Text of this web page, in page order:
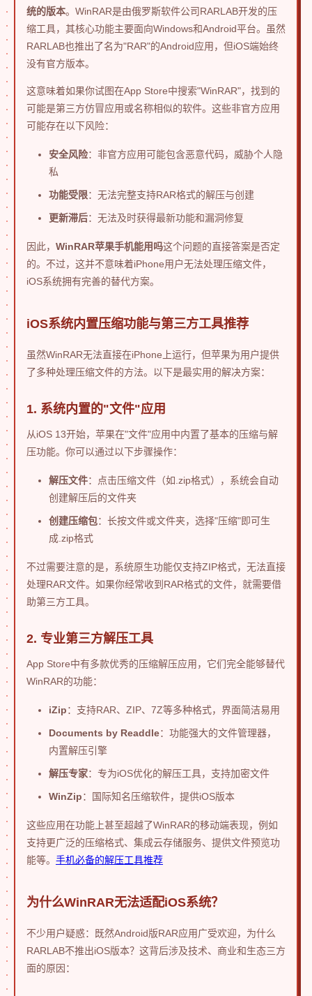
统的版本。WinRAR是由俄罗斯软件公司RARLAB开发的压
缩工具，其核心功能主要面向Windows和Android平台。虽然
RARLAB也推出了名为"RAR"的Android应用，但iOS端始终
没有官方版本。
这意味着如果你试图在App Store中搜索"WinRAR"，找到的
可能是第三方仿冒应用或名称相似的软件。这些非官方应用
可能存在以下风险：
安全风险：非官方应用可能包含恶意代码，威胁个人隐
私
功能受限：无法完整支持RAR格式的解压与创建
更新滞后：无法及时获得最新功能和漏洞修复
因此， WinRAR苹果手机能用吗这个问题的直接答案是否定
的。不过，这并不意味着iPhone用户无法处理压缩文件，
iOS系统拥有完善的替代方案。
iOS系统内置压缩功能与第三方工具推荐
虽然WinRAR无法直接在iPhone上运行，但苹果为用户提供
了多种处理压缩文件的方法。以下是最实用的解决方案：
1. 系统内置的"文件"应用
从iOS 13开始，苹果在"文件"应用中内置了基本的压缩与解
压功能。你可以通过以下步骤操作：
解压文件：点击压缩文件（如.zip格式），系统会自动
创建解压后的文件夹
创建压缩包：长按文件或文件夹，选择"压缩"即可生
成.zip格式
不过需要注意的是，系统原生功能仅支持ZIP格式，无法直接
处理RAR文件。如果你经常收到RAR格式的文件，就需要借
助第三方工具。
2. 专业第三方解压工具
App Store中有多款优秀的压缩解压应用，它们完全能够替代
WinRAR的功能：
iZip：支持RAR、ZIP、7Z等多种格式，界面简洁易用
Documents by Readdle：功能强大的文件管理器，
内置解压引擎
解压专家：专为iOS优化的解压工具，支持加密文件
WinZip：国际知名压缩软件，提供iOS版本
这些应用在功能上甚至超越了WinRAR的移动端表现，例如
支持更广泛的压缩格式、集成云存储服务、提供文件预览功
能等。 手机必备的解压工具推荐
为什么WinRAR无法适配iOS系统？
不少用户疑惑：既然Android版RAR应用广受欢迎，为什么
RARLAB不推出iOS版本？这背后涉及技术、商业和生态三方
面的原因：